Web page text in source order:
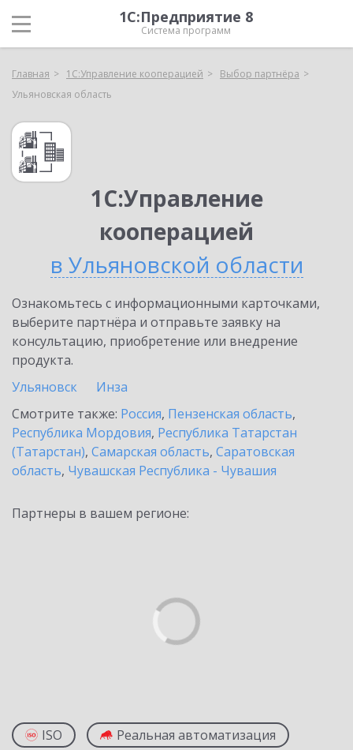
1С:Предприятие 8
Система программ
Главная 1С:Управление кооперацией
Выбор партнёра
Ульяновская область
1С:Управление
кооперацией
в Ульяновской области
Ознакомьтесь с информационными карточками,
выберите партнёра и отправьте заявку на
консультацию, приобретение или внедрение
продукта.
Ульяновск
Инза
Смотрите также: Россия, Пензенская область,
Республика Мордовия, Республика Татарстан
(Татарстан), Самарская область, Саратовская
область, Чувашская Республика - Чувашия
Партнеры в вашем регионе:
ISO Реальная автоматизация